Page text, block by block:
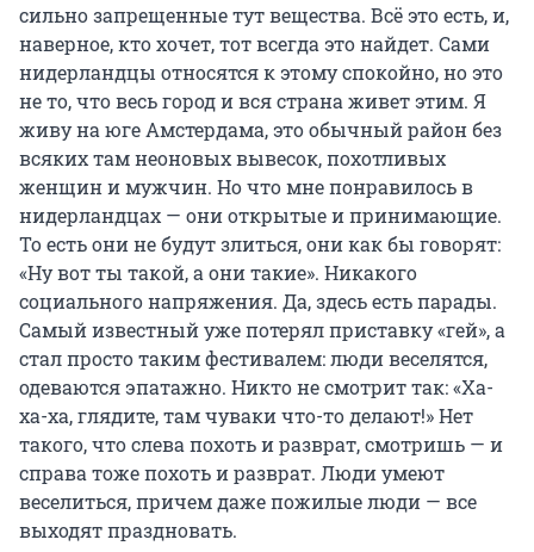
сильно запрещенные тут вещества. Всё это есть, и,
наверное, кто хочет, тот всегда это найдет. Сами
нидерландцы относятся к этому спокойно, но это
не то, что весь город и вся страна живет этим. Я
живу на юге Амстердама, это обычный район без
всяких там неоновых вывесок, похотливых
женщин и мужчин. Но что мне понравилось в
нидерландцах — они открытые и принимающие.
То есть они не будут злиться, они как бы говорят:
«Ну вот ты такой, а они такие». Никакого
социального напряжения. Да, здесь есть парады.
Самый известный уже потерял приставку «гей», а
стал просто таким фестивалем: люди веселятся,
одеваются эпатажно. Никто не смотрит так: «Ха-
ха-ха, глядите, там чуваки что-то делают!» Нет
такого, что слева похоть и разврат, смотришь — и
справа тоже похоть и разврат. Люди умеют
веселиться, причем даже пожилые люди — все
выходят праздновать.